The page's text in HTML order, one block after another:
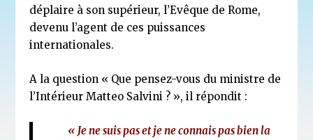
déplaire à son supérieur, l’Evêque de Rome,
devenu l’agent de ces puissances
internationales.
A la question « Que pensez-vous du ministre de
l’Intérieur Matteo Salvini ? », il répondit :
« Je ne suis pas et je ne connais pas bien la